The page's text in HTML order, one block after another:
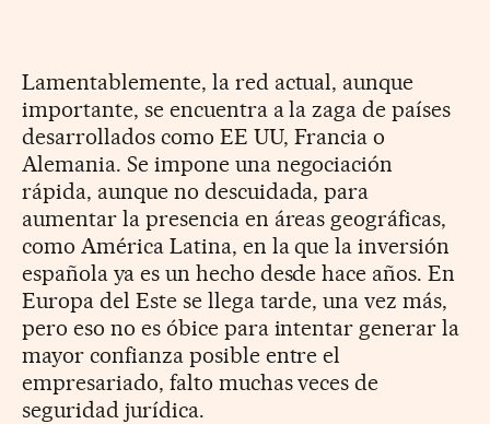
Lamentablemente, la red actual, aunque
importante, se encuentra a la zaga de países
desarrollados como EE UU, Francia o
Alemania. Se impone una negociación
rápida, aunque no descuidada, para
aumentar la presencia en áreas geográficas,
como América Latina, en la que la inversión
española ya es un hecho desde hace años. En
Europa del Este se llega tarde, una vez más,
pero eso no es óbice para intentar generar la
mayor confianza posible entre el
empresariado, falto muchas veces de
seguridad jurídica.